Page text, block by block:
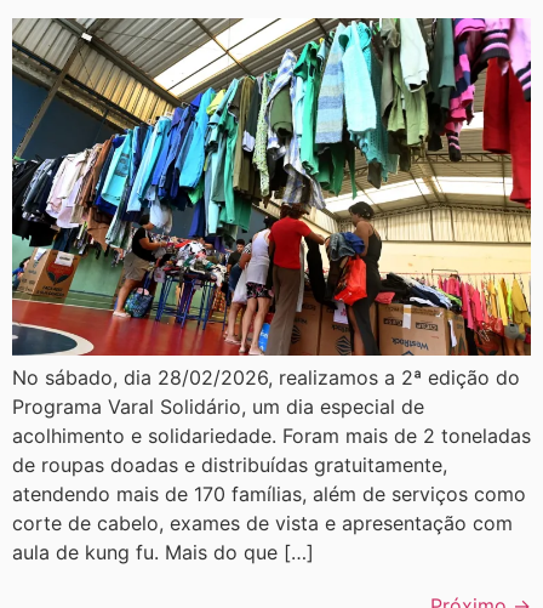
No sábado, dia 28/02/2026, realizamos a 2ª edição do
Programa Varal Solidário, um dia especial de
acolhimento e solidariedade. Foram mais de 2 toneladas
de roupas doadas e distribuídas gratuitamente,
atendendo mais de 170 famílias, além de serviços como
corte de cabelo, exames de vista e apresentação com
aula de kung fu. Mais do que […]